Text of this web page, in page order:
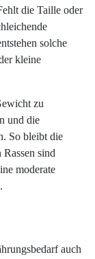
die Taille oder
solche
kleine
zu
und die
So bleibt die
sind
moderate
auch